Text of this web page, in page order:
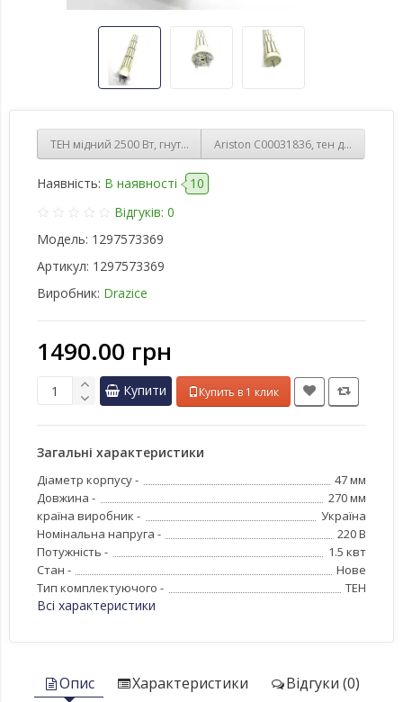
ТЕН мідний 2500 Вт, гнутий на різьбленні 1¼ (42мм) Thermowat(
Ariston C00031836, тен для
Наявність: В наявності
10
Відгуків: 0
Модель: 1297573369
Артикул: 1297573369
Виробник: Drazice
1490.00 грн
Купити Купить в 1 клик
Загальні характеристики
Діаметр корпусу -
47 мм
Довжина -
270 мм
країна виробник -
Україна
Номінальна напруга -
220 В
Потужність -
1.5 квт
Стан -
Нове
Тип комплектуючого -
ТЕН
Всі характеристики
Опис Характеристики
Відгуки (0)